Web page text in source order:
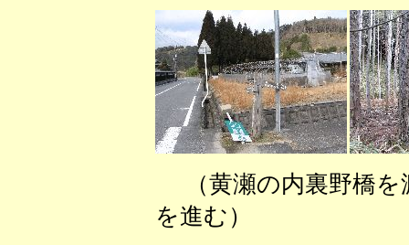
（黄瀬の内裏野
を進む） （紫